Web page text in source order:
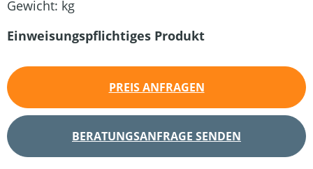
Gewicht: kg
Einweisungspflichtiges Produkt
PREIS ANFRAGEN
BERATUNGSANFRAGE SENDEN